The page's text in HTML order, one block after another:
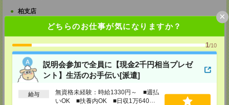
どちらのお仕事が気になりますか？
1/10
説明会参加で全員に【現金2千円相当プレゼ
ント】生活のお手伝い[派遣]
給与
無資格未経験：時給1330円～ ■週払
いOK ■扶養内OK ■日収1万640円
×
柏支店
千葉県柏市末広町7-3 柏第一生命ビル4階
TEL：0120-713-515
担当：採用担当
八王子支店
東京都八王子市東町1－6 橋完ＬＫビル 3階
TEL：0120-713-515